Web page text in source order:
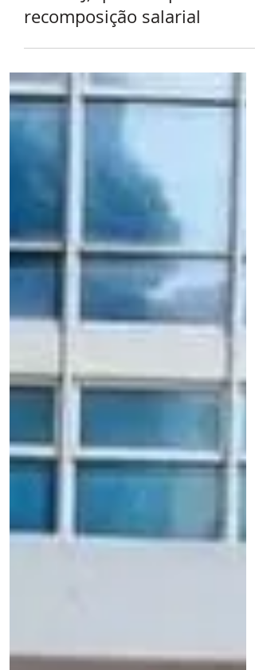
Todo apoio à greve docente